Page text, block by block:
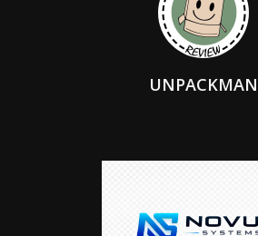
UNPACKMAN